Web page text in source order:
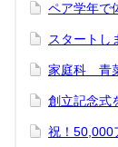
ペア学年で
スタートし
家庭科 青
創立記念式
祝！50,000